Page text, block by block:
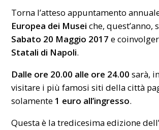
Torna l’atteso appuntamento
Europea dei Musei che, quest’anno,
Sabato 20 Maggio 2017 e
Statali di Napoli.
Dalle ore 20.00 alle ore 24.00 sarà,
visitare i più famosi siti della città
solamente 1 euro all’ingresso.
Questa è la tredicesima edizione